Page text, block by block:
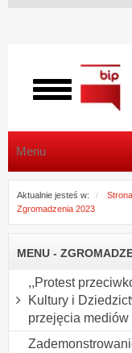
Włącz
menu
Menu
Aktualnie jesteś w:
Zgromadzenia 2023
MENU -
,,Protest
Kultury i
przejęcia mediów